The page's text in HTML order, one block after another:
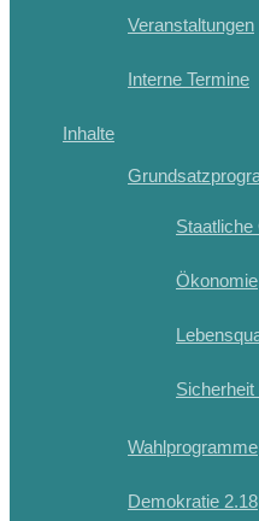
Veranstaltungen
Interne Termine
Inhalte
Staatliche
Ökonomie
Sicherheit
Wahlprogramme
Demokratie 2.18